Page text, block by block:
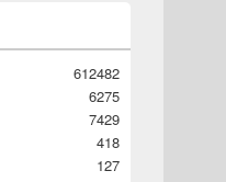
612482
6275
7429
418
127